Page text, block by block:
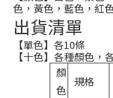
色，黃色，藍色，紅
出貨清單
【單色】各10條
【十色】各種顏色，
顏
色
規格